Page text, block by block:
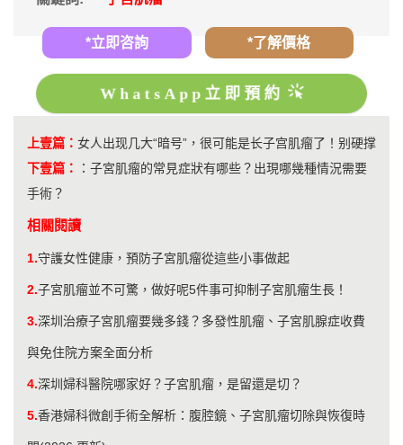
*立即咨詢 *了解價格
WhatsApp立即預約
上壹篇： ​女人出现几大“暗号”，很可能是长子宫肌瘤了！别硬撑
下壹篇：
： 子宮肌瘤的常見症狀有哪些？出現哪幾種情況需要
手術？
相關閱讀
1.守護女性健康，預防子宮肌瘤從這些小事做起
2.子宮肌瘤並不可驚，做好呢5件事可抑制子宮肌瘤生長！
3.深圳治療子宮肌瘤要幾多錢？多發性肌瘤、子宮肌腺症收費
與免住院方案全面分析
4.​深圳婦科醫院哪家好？子宮肌瘤，是留還是切？
5.香港婦科微創手術全解析：腹腔鏡、子宮肌瘤切除與恢復時